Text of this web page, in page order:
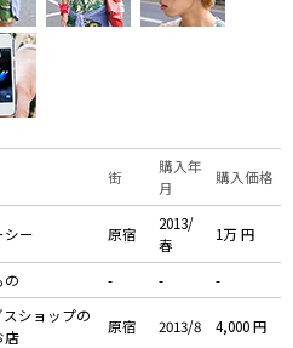
街
購入年
月
購入価格
シー 原宿
2013/
春
1万 円
の - -
-
スショップの
店
原宿 2013/8 4,000 円